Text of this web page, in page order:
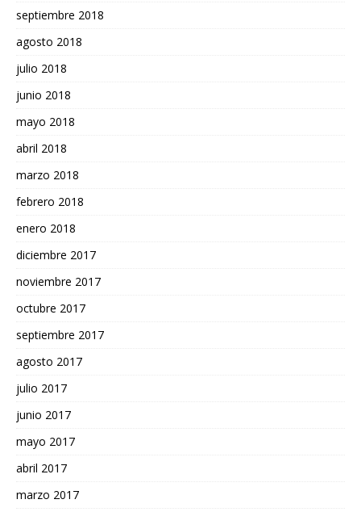
septiembre 2018
agosto 2018
julio 2018
junio 2018
mayo 2018
abril 2018
marzo 2018
febrero 2018
enero 2018
diciembre 2017
noviembre 2017
octubre 2017
septiembre 2017
agosto 2017
julio 2017
junio 2017
mayo 2017
abril 2017
marzo 2017